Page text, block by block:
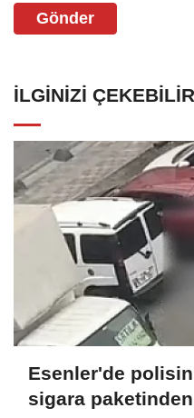
Gönder
İLGINIZI ÇEKEBILIR
Esenler'de
sigara